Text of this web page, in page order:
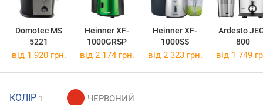
Domotec MS
5221
Heinner XF-
1000GRSP
Heinner XF-
1000SS
Ardesto
800
від 1 920 грн. від 2 174 грн. від 2 323 грн. від 1 749
КОЛІР 1